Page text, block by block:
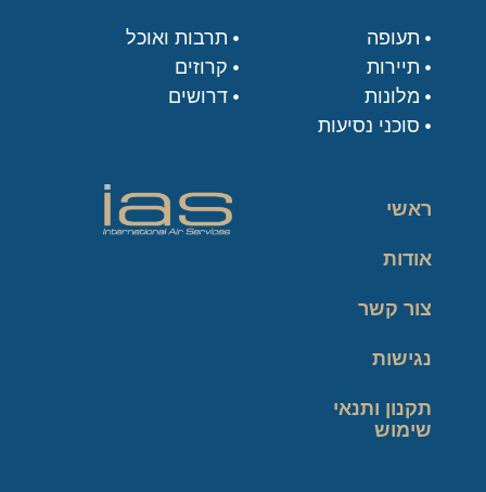
תעופה
תיירות
מלונות
סוכני נסיעות
תרבות ואוכל
קרוזים
דרושים
ראשי
אודות
צור קשר
נגישות
תקנון ותנאי
שימוש